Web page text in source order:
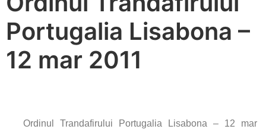
Portugalia Lisabona –
12 mar 2011
Ordinul Trandafirului Portugalia Lisabona – 12 mar